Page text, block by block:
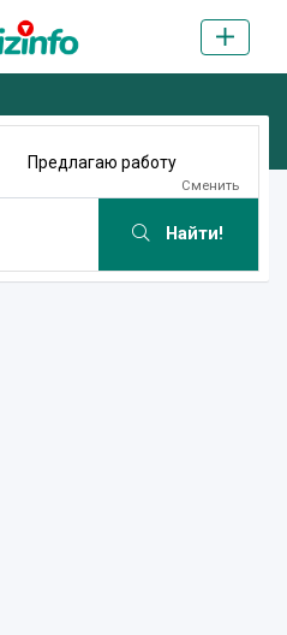
Предлагаю работу
Сменить
Найти!